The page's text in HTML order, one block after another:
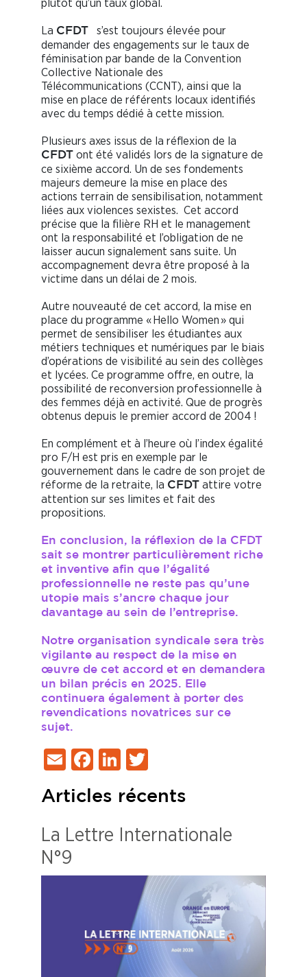
plutôt qu’un taux global.
La CFDT
s’est toujours élevée pour
demander des engagements sur le taux de
féminisation par bande de la Convention
Collective Nationale des
Télécommunications (CCNT), ainsi que la
mise en place de référents locaux identifiés
avec du temps dédié à cette mission.
Plusieurs axes issus de la réflexion de la
CFDT
ont été validés lors de la signature de
ce sixième accord. Un de ses fondements
majeurs demeure la mise en place des
actions terrain de sensibilisation, notamment
liées aux violences sexistes. Cet accord
précise que la filière RH et le management
ont la responsabilité et l’obligation de ne
laisser aucun signalement sans suite. Un
accompagnement devra être proposé à la
victime dans un délai de 2 mois.
Autre nouveauté de cet accord, la mise en
place du programme « Hello Women » qui
permet de sensibiliser les étudiantes aux
métiers techniques et numériques par le biais
d’opérations de visibilité au sein des collèges
et lycées. Ce programme offre, en outre, la
possibilité de reconversion professionnelle à
des femmes déjà en activité. Que de progrès
obtenus depuis le premier accord de 2004 !
En complément et à l’heure où l’index égalité
pro F/H est pris en exemple par le
gouvernement dans le cadre de son projet de
réforme de la retraite, la CFDT
attire votre
attention sur ses limites et fait des
propositions.
En conclusion, la réflexion de la CFDT
sait se montrer particulièrement riche
et inventive afin que l’égalité
professionnelle ne reste pas qu’une
utopie mais s’ancre chaque jour
davantage au sein de l’entreprise.
Notre organisation syndicale sera très
vigilante au respect de la mise en
œuvre de cet accord et en demandera
un bilan précis en 2025. Elle
continuera également à porter des
revendications novatrices sur ce
sujet.
EmailFacebook
LinkedIn
Articles récents
La Lettre Internationale
N°9